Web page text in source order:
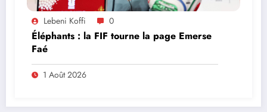
Lebeni Koffi 0
Éléphants : la FIF tourne la page Emerse
Faé
1 Août 2026